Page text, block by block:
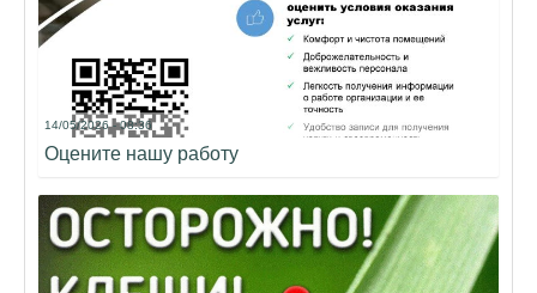
14/05/2026 - 08:36
Оцените нашу работу